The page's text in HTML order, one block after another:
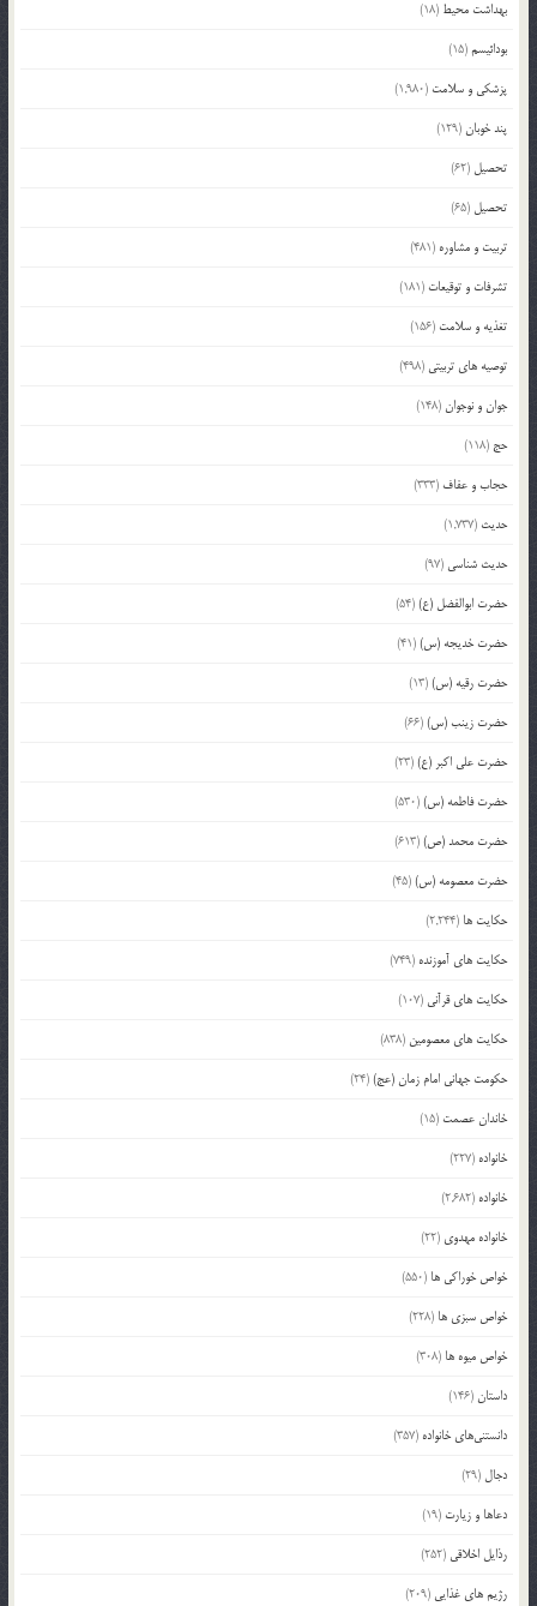
بهداشت محیط (18)
بودائیسم(15)
پزشکی و سلامت (1,980)
پند خوبان(129)
تحصیل (62)
تحصیل (65)
تربیت و مشاوره (481)
تشرفات و توقیعات (181)
تغذیه و سلامت (156)
توصیه های تربیتی (498)
جوان و نوجوان(148)
حج (118)
حجاب و عفاف (333)
حدیث (1,737)
حدیث شناسی (97)
حضرت ابوالفضل (ع)(54)
حضرت خدیجه (س)(41)
حضرت رقیه (س)(13)
حضرت زینب (س)(66)
حضرت علی اکبر (ع)(23)
حضرت فاطمه (س)(530)
حضرت محمد (ص)(613)
حضرت معصومه (س)(45)
حکایت ها (2,244)
حکایت های آموزنده (749)
حکایت های قرآنی (107)
حکایت های معصومین (838)
حکومت جهانی امام زمان (عج)(24)
خاندان عصمت (15)
خانواده (227)
خانواده (2,682)
خانواده مهدوی (22)
خواص خوراکی ها (550)
خواص سبزی ها (228)
خواص میوه ها (308)
داستان(146)
دانستنی‌های خانواده (357)
دجال (29)
دعاها و زیارت (19)
رذایل اخلاقی (252)
رژیم های غذایی (209)